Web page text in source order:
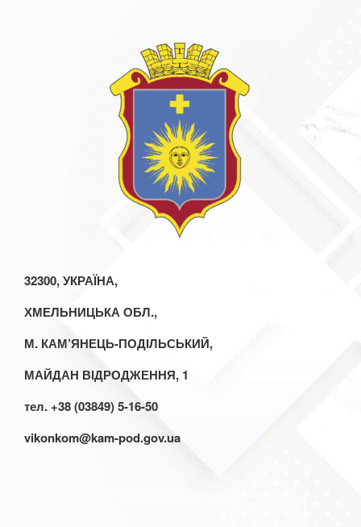
32300, УКРАЇНА,
ХМЕЛЬНИЦЬКА ОБЛ.,
М. КАМ’ЯНЕЦЬ-ПОДІЛЬСЬКИЙ,
МАЙДАН ВІДРОДЖЕННЯ, 1
тел. +38 (03849) 5-16-50
vikonkom@kam-pod.gov.ua